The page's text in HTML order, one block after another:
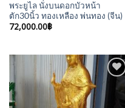
พระยูไล นั่งบนดอกบัวหน้า
ตัก30นิ้ว ทองเหลือง พ่นทอง (จีน)
72,000.00฿
Add to
Wishlist